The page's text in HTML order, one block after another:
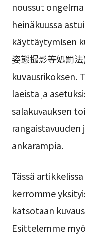
noussut
heinäkuussa
käyttäytymisen
姿態撮影等処罰
kuvausrikoksen.
laeista ja
salakuvauksen
ankarampia.
Tässä
kerromme
katsotaan
Esittelemme